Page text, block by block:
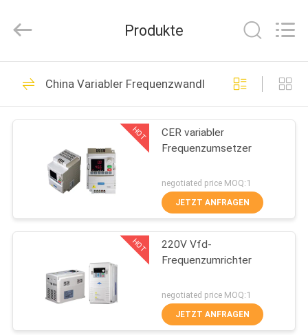
STARTSEITE
PRODUKTE
FABRIK
QUALITÄTSKONTROLLE
Appliances
Rights
Frequenz-Antriebs-
Inverter
50
Frequenzumrichter
31
Produkte
China Variabler Frequenzwandler
HOT
CER variabler
Frequenzumsetzer
negotiated price MOQ:1
JETZT ANFRAGEN
HOT
220V Vfd-
Frequenzumrichter
negotiated price MOQ:1
JETZT ANFRAGEN